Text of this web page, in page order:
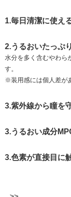
1.毎日清潔に使え
2.うるおいたっぷ
水分を多く含むやわら
す。
※装用感には個人差が
3.紫外線から瞳を
3.うるおい成分
3.色素が直接目に